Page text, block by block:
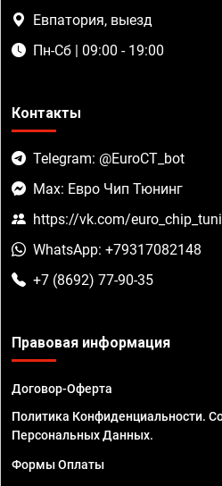
Евпатория, выезд
Пн-Сб | 09:00 - 19:00
Контакты
Telegram: @EuroCT_bot
Max: Евро Чип Тюнинг
https://vk.com/
WhatsApp: +79317082148
+7 (8692) 77-90-35
Правовая информация
Договор-Оферта
Политика Конфиденциальности.
Персональных Данных.
Формы Оплаты